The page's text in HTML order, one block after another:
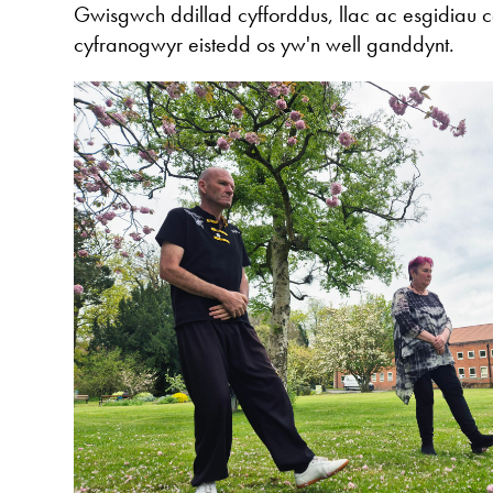
Gwisgwch ddillad cyfforddus, llac ac esgidiau
cyfranogwyr eistedd os yw'n well ganddynt.